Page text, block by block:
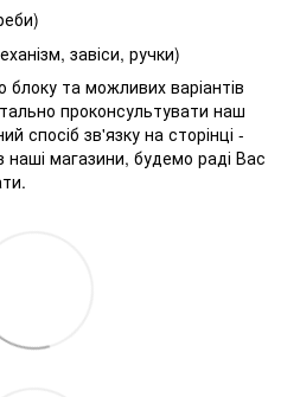
завіси, ручки)
та можливих варіантів
проконсультувати наш
спосіб зв'язку на сторінці -
наші магазини, будемо раді Вас